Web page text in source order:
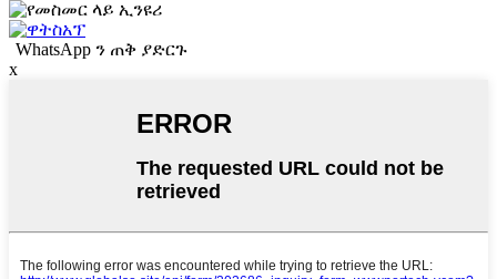
WhatsApp ን ጠቅ ያድርጉ
x